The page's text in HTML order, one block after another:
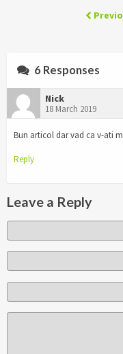
6 Responses
Nick
18 March 2019
Bun articol dar vad ca v-ati
Reply
Leave a Reply